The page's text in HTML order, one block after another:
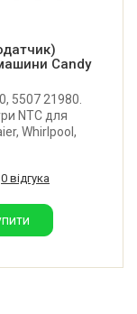
Candy
5507 21980.
NTC для
Whirlpool,
при 20°С.
0 відгука